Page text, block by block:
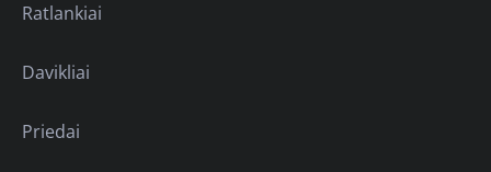
Ratlankiai
Davikliai
Priedai